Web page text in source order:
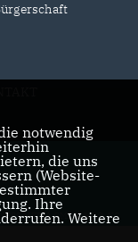
MEDIA GMBH & CO. KG
notwendig
die uns
(Website-
Ihre
Weitere